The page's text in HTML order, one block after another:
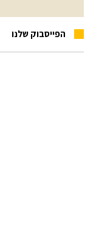
הפייסבוק שלנו